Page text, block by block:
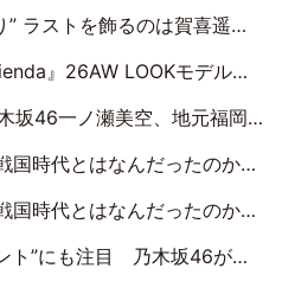
年ぶりの登場に「5年分大人になった私を見ていただけたら」
』26AW LOOKモデルに就任
元福岡『めんべい25周年トップサポーター』に就任
『ハロプロやりたかったな』って言ったら、夢眠ねむさんに『てめえはでんぱ組．incなんだよ！』って肩パンされて(笑)」
本彩花「TIFで10年ぶりのキョンシーメイクをしたら、場を完全に引かせてしまって。時代が変わったんだなって」
木坂46が挑んだ書道パフォーマンスの舞台裏